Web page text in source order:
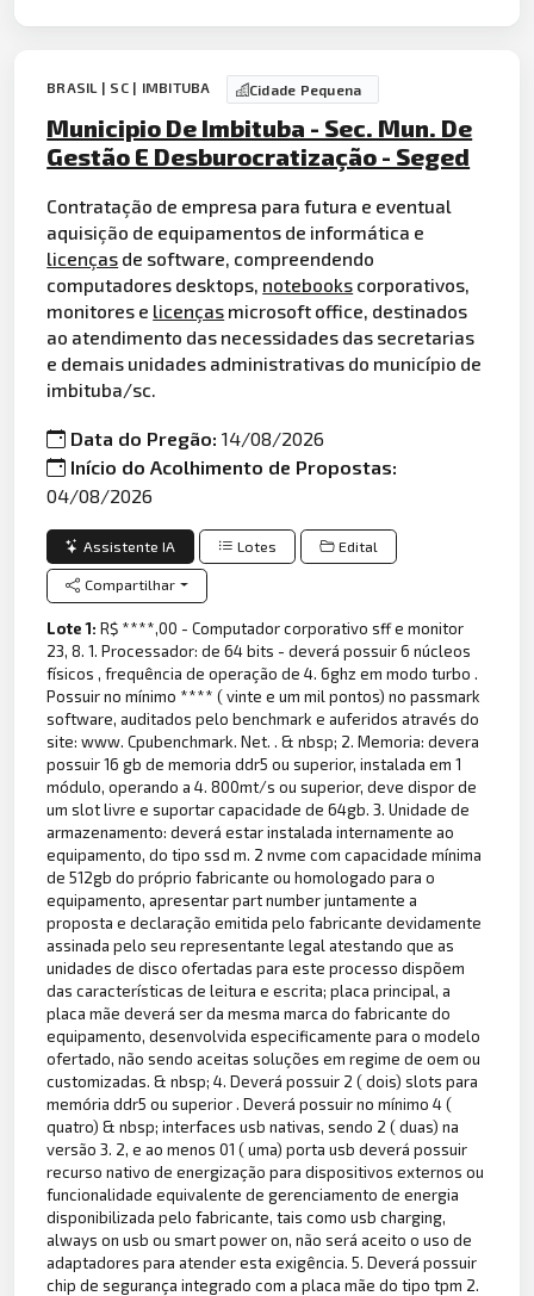
BRASIL | SC | IMBITUBA Cidade Pequena
Municipio De Imbituba - Sec. Mun. De
Gestão E Desburocratização - Seged
Contratação de empresa para futura e eventual
aquisição de equipamentos de informática e
licenças de software, compreendendo
computadores desktops, notebooks corporativos,
monitores e licenças microsoft office, destinados
ao atendimento das necessidades das secretarias
e demais unidades administrativas do município de
imbituba/sc.
Data do Pregão:14/08/2026
Início do Acolhimento de Propostas:
04/08/2026
Assistente IA Lotes Edital
Compartilhar
Lote 1:R$ ****,00 - Computador corporativo sff e monitor
23, 8. 1. Processador: de 64 bits - deverá possuir 6 núcleos
físicos , frequência de operação de 4. 6ghz em modo turbo .
Possuir no mínimo **** ( vinte e um mil pontos) no passmark
software, auditados pelo benchmark e auferidos através do
site: www. Cpubenchmark. Net. . & nbsp; 2. Memoria: devera
possuir 16 gb de memoria ddr5 ou superior, instalada em 1
módulo, operando a 4. 800mt/s ou superior, deve dispor de
um slot livre e suportar capacidade de 64gb. 3. Unidade de
armazenamento: deverá estar instalada internamente ao
equipamento, do tipo ssd m. 2 nvme com capacidade mínima
de 512gb do próprio fabricante ou homologado para o
equipamento, apresentar part number juntamente a
proposta e declaração emitida pelo fabricante devidamente
assinada pelo seu representante legal atestando que as
unidades de disco ofertadas para este processo dispõem
das características de leitura e escrita; placa principal, a
placa mãe deverá ser da mesma marca do fabricante do
equipamento, desenvolvida especificamente para o modelo
ofertado, não sendo aceitas soluções em regime de oem ou
customizadas. & nbsp; 4. Deverá possuir 2 ( dois) slots para
memória ddr5 ou superior . Deverá possuir no mínimo 4 (
quatro) & nbsp; interfaces usb nativas, sendo 2 ( duas) na
versão 3. 2, e ao menos 01 ( uma) porta usb deverá possuir
recurso nativo de energização para dispositivos externos ou
funcionalidade equivalente de gerenciamento de energia
disponibilizada pelo fabricante, tais como usb charging,
always on usb ou smart power on, não será aceito o uso de
adaptadores para atender esta exigência. 5. Deverá possuir
chip de segurança integrado com a placa mãe do tipo tpm 2.